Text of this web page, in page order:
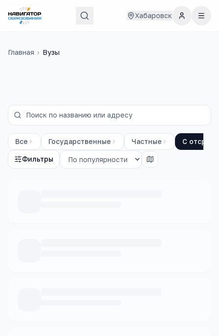
Хабаровск
Главная › Вузы
Все Государственные Частные С
Фильтры